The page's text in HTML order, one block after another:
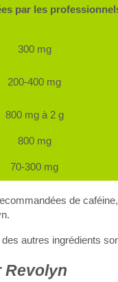
par les
300 mg
200-400 mg
800 mg à 2 g
800 mg
70-300 mg
de
autres ingrédients
Revolyn